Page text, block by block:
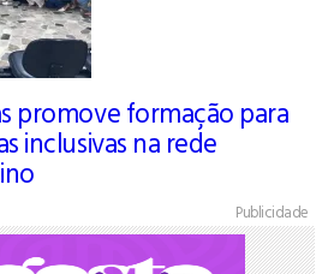
promove formação para
inclusivas na rede
Publicidade